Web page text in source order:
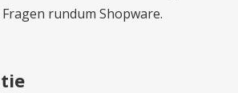
rundum Shopware.